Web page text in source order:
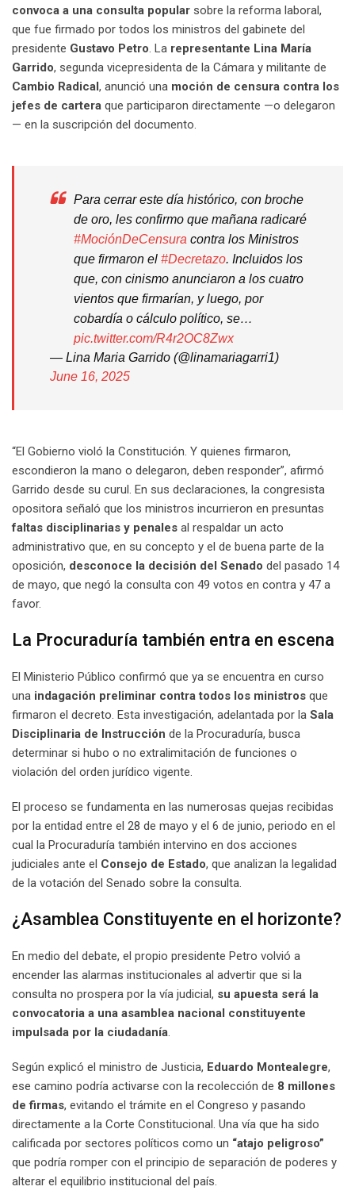
convoca a una consulta popular sobre la reforma laboral,
que fue firmado por todos los ministros del gabinete del
presidente Gustavo Petro. La representante Lina María
Garrido, segunda vicepresidenta de la Cámara y militante de
Cambio Radical , anunció una moción de censura contra los
jefes de cartera que participaron directamente —o delegaron
— en la suscripción del documento.
Para cerrar este día histórico, con broche
de oro, les confirmo que mañana radicaré
#MociónDeCensura contra los Ministros
que firmaron el #Decretazo. Incluidos los
que, con cinismo anunciaron a los cuatro
vientos que firmarían, y luego, por
cobardía o cálculo político, se…
pic.twitter.com/R4r2OC8Zwx
— Lina Maria Garrido (@linamariagarri1)
June 16, 2025
“El Gobierno violó la Constitución. Y quienes firmaron,
escondieron la mano o delegaron, deben responder”, afirmó
Garrido desde su curul. En sus declaraciones, la congresista
opositora señaló que los ministros incurrieron en presuntas
faltas disciplinarias y penales al respaldar un acto
administrativo que, en su concepto y el de buena parte de la
oposición, desconoce la decisión del Senado del pasado 14
de mayo, que negó la consulta con 49 votos en contra y 47 a
favor.
La Procuraduría también entra en escena
El Ministerio Público confirmó que ya se encuentra en curso
una indagación preliminar contra todos los ministros que
firmaron el decreto. Esta investigación, adelantada por la Sala
Disciplinaria de Instrucción de la Procuraduría, busca
determinar si hubo o no extralimitación de funciones o
violación del orden jurídico vigente.
El proceso se fundamenta en las numerosas quejas recibidas
por la entidad entre el 28 de mayo y el 6 de junio, periodo en el
cual la Procuraduría también intervino en dos acciones
judiciales ante el Consejo de Estado, que analizan la legalidad
de la votación del Senado sobre la consulta.
¿Asamblea Constituyente en el horizonte?
En medio del debate, el propio presidente Petro volvió a
encender las alarmas institucionales al advertir que si la
consulta no prospera por la vía judicial, su apuesta será la
convocatoria a una asamblea nacional constituyente
impulsada por la ciudadanía.
Según explicó el ministro de Justicia, Eduardo Montealegre,
ese camino podría activarse con la recolección de 8 millones
de firmas, evitando el trámite en el Congreso y pasando
directamente a la Corte Constitucional. Una vía que ha sido
calificada por sectores políticos como un “atajo peligroso”
que podría romper con el principio de separación de poderes y
alterar el equilibrio institucional del país.